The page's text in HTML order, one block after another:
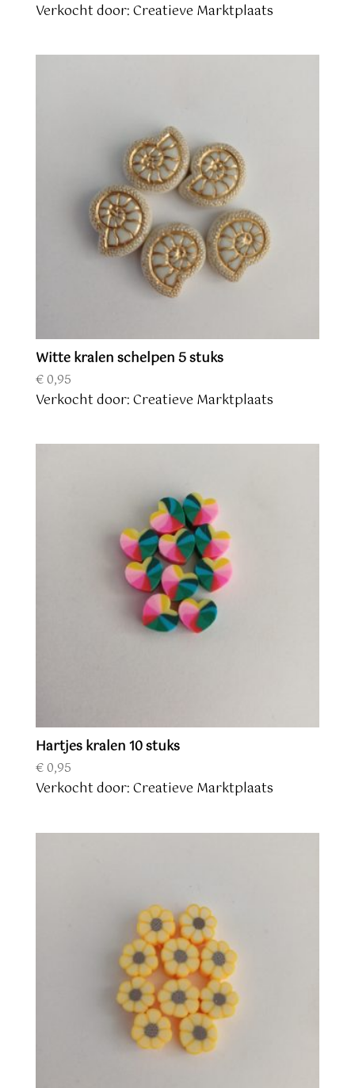
Verkocht door: Creatieve Marktplaats
Witte kralen schelpen 5 stuks
€0,95
Verkocht door: Creatieve Marktplaats
Hartjes kralen 10 stuks
€0,95
Verkocht door: Creatieve Marktplaats